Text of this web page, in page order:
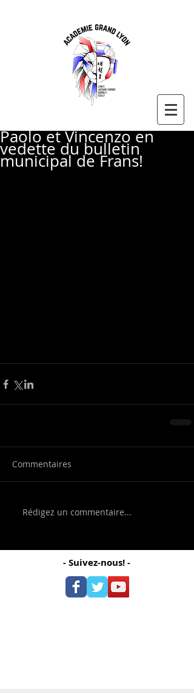
Paolo et Vincenzo en
vedette du bulletin
municipal de Frans!
Commentaires
Rédigez un commentaire...
- Suivez-nous! -